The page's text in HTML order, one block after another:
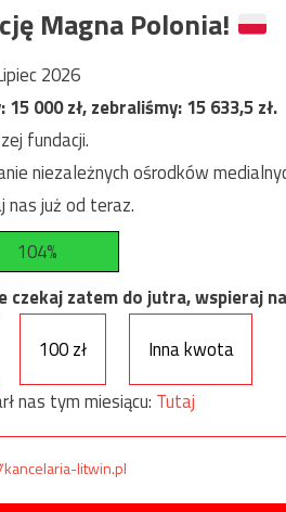
Magna Polonia!
2026
15 000zł, zebraliśmy:15 633,5zł.
fundacji.
niezależnych ośrodków
nas już od teraz.
104%
czekaj zatem do jutra, wspieraj
100 zł
Inna kwota
nas tym miesiącu: Tutaj
litwin.pl